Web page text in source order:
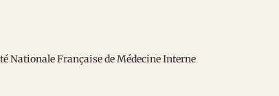
Société Nationale Française de Médecine Interne